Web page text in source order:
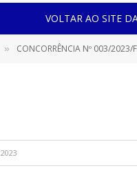
VOLTAR AO SITE
» CONCORRÊNCIA Nº 003/2023/